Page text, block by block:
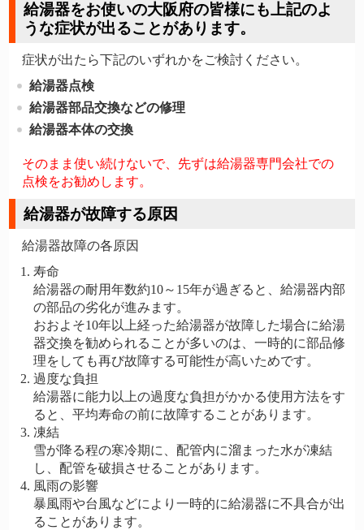
給湯器をお使いの大阪府の皆様にも上記のよ
うな症状が出ることがあります。
症状が出たら下記のいずれかをご検討ください。
給湯器点検
給湯器部品交換などの修理
給湯器本体の交換
そのまま使い続けないで、先ずは給湯器専門会社での
点検をお勧めします。
給湯器が故障する原因
給湯器故障の各原因
寿命
給湯器の耐用年数約10～15年が過ぎると、給湯器内部
の部品の劣化が進みます。
おおよそ10年以上経った給湯器が故障した場合に給湯
器交換を勧められることが多いのは、一時的に部品修
理をしても再び故障する可能性が高いためです。
過度な負担
給湯器に能力以上の過度な負担がかかる使用方法をす
ると、平均寿命の前に故障することがあります。
凍結
雪が降る程の寒冷期に、配管内に溜まった水が凍結
し、配管を破損させることがあります。
風雨の影響
暴風雨や台風などにより一時的に給湯器に不具合が出
ることがあります。